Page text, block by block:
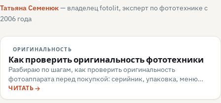
Татьяна Семенюк— владелец fotolit, эксперт по фототехнике с
2006 года
ОРИГИНАЛЬНОСТЬ
Как проверить оригинальность фототехники
Разбираю по шагам, как проверить оригинальность
фотоаппарата перед покупкой: серийник, упаковка, меню
камеры, маркировка, документы — и какие красные флаги
говорят о подделке или сером импорте.
ЧИТАТЬ